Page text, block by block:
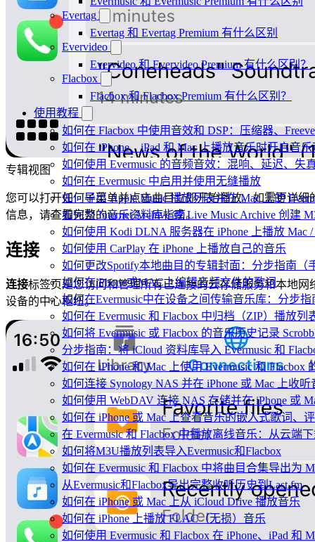
Evertag
Evertag 和 Evertag Premium 有什么区别
Evervideo
Evervideo 和 Evervideo Premium 有什么区别？
Flacbox
Flacbox 和 Flacbox Premium 有什么区别？
使用教程
如何在 Flacbox 中使用音效和 DSP：压缩器、
如何在 iPhone、iPad 和 Mac 上播放音乐时开启音
如何使用 Evermusic 的音频音效：混响、延迟、失
如何在 Evermusic 中启用并使用无缝播放
如何导出 Apple Music 播放列表并在 Mac 上的
如何为 Internet Archive 或 Live Music Archive 创建
如何使用 Kodi DLNA 服务器在 iPhone 上播放 Mac
如何使用 CarPlay 在 iPhone 上播放自己的音乐
如何更改Spotify本地曲目的专辑封面：分步指南（
如何在iPhone或MAC上编辑音频文件的歌词
如何在Evermusic中在设备之间传输音乐库：分步指
如何在 Evermusic 和 Flacbox 中归档（ZIP）播放
如何将 Evermusic 或 Flacbox 的音乐历史记录
分步指南：将 iCloud 资料库导入 Evermusic 和
如何在 iPhone 和 Mac 上使用 Evermusic 和 Flacbox
如何连接 Synology NAS 并在 iPhone 或 Mac 上收听
如何使用 WebDAV 连接 NAS 存储并在 iPhone 或
如何在 iPhone 或 Mac 上查看音乐的嵌入式歌词、
在 Evermusic 和 Flacbox 中播放离线音乐：从云端
如何将M3U播放列表导入Evermusic和Flacbox
如何在 Evermusic 和 Flacbox 中将曲目合集导出为
从Evermusic和Flacbox导出完整收听历史到Last.fm
如何在 iPhone 或 Mac 上从 iCloud Drive 播放音乐
如何在 iPhone 上播放 FLAC（无损）音乐
如何使用 Evermusic 和 Flacbox 在 iPhone、iPad 和
专辑视图
您可以打开任何子菜单并点击曲目立即开始播放。如需更详细
信息，请查看完整的音乐资料库指南。
连接
连接标签页是您访问和管理所有已连接的云存储服务和本地网
设备的中心枢纽。